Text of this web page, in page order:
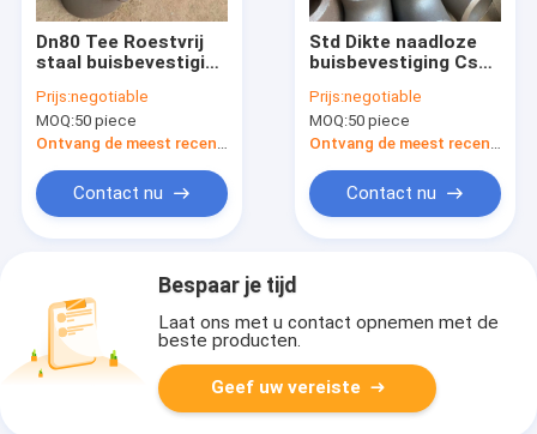
Dn80 Tee Roestvrij
staal buisbevestiging
verf Technieken
gesmeed
Prijs:negotiable
MOQ:50 piece
Ontvang de meest recente Prijs
Contact nu
Std Dikte naadloze
buisbevestiging Cs
Grootte
Prijs:negotiable
MOQ:50 piece
Ontvang de meest recente Prijs
Contact nu
Bespaar je tijd
Laat ons met u contact opnemen met de
beste producten.
Geef uw vereiste